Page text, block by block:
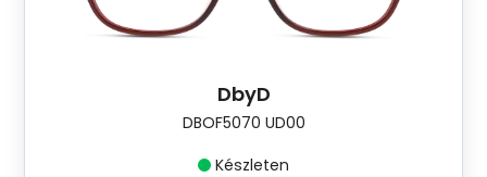
DbyD
DBOF5070 UD00
Készleten